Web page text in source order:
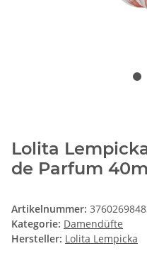
Lolita
de Parfum
Artikelnummer:
Kategorie: Damendüfte
Hersteller: Lolita Lempicka